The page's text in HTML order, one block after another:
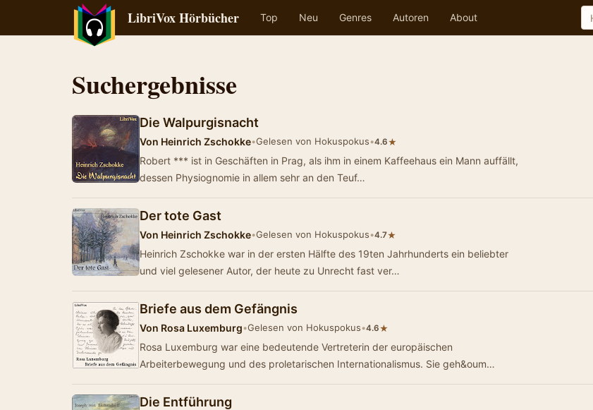
LibriVox Hörbücher Top Neu Genres Autoren About
Suchergebnisse
Die Walpurgisnacht
Von Heinrich Zschokke•Gelesen von Hokuspokus•4.6★
Robert *** ist in Geschäften in Prag, als ihm in einem Kaffeehaus ein Mann auffällt,
dessen Physiognomie in allem sehr an den Teuf…
Der tote Gast
Von Heinrich Zschokke•Gelesen von Hokuspokus•4.7★
Heinrich Zschokke war in der ersten Hälfte des 19ten Jahrhunderts ein beliebter
und viel gelesener Autor, der heute zu Unrecht fast ver…
Briefe aus dem Gefängnis
Von Rosa Luxemburg•Gelesen von Hokuspokus•4.6★
Rosa Luxemburg war eine bedeutende Vertreterin der europäischen
Arbeiterbewegung und des proletarischen Internationalismus. Sie geh&oum…
Die Entführung